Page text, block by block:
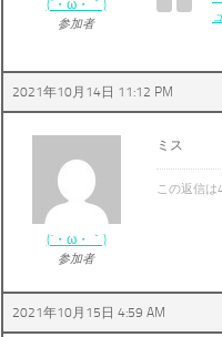
(´・ω・｀)
参加者
2021年10月14日 11:12 PM
(´・ω・｀)
参加者
ミス
この返信は
2021年10月15日 4:59 AM